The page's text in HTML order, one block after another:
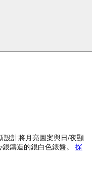
設計將月亮圖案與日/夜顯
鑄造的銀白色錶盤。 探